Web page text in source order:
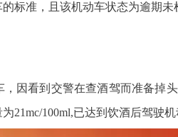
标准，且该机动车状态为逾期未
因看到交警在查酒驾而准备掉
100ml,已达到饮酒后驾驶机